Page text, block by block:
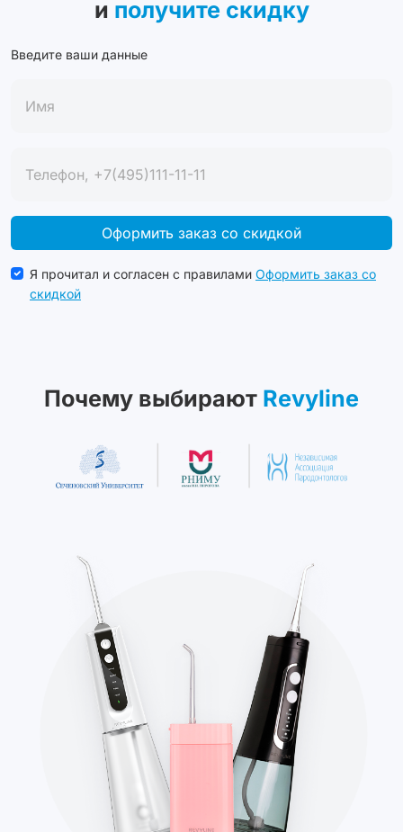
и получите скидку
Введите ваши данные
Оформить заказ со скидкой
Я прочитал и согласен с правилами Оформить заказ со
скидкой
Почему выбирают Revyline